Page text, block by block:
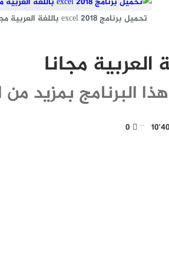
تحميل برنامج excel 2018 باللغة العربية مجانا
بمزيد من